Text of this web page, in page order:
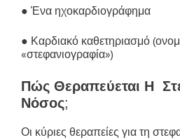
● Ένα ηχοκαρδιογράφημα
● Καρδιακό καθετηριασμό
«στεφανιογραφία»)
Πώς Θεραπεύεται Η
Νόσος;
Οι κύριες θεραπείες για τη